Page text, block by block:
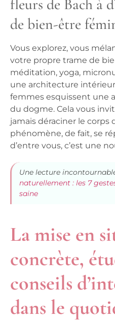
fleurs de Bach à
de bien-être
Vous explorez, vous
votre propre trame de
méditation, yoga,
une architecture
femmes esquissent une
du dogme. Cela vous
jamais déraciner le corps
phénomène, de fait, se
d’entre vous, c’est une
Une lecture
naturellement : les 7
saine
La mise en
concrète,
conseils
dans le